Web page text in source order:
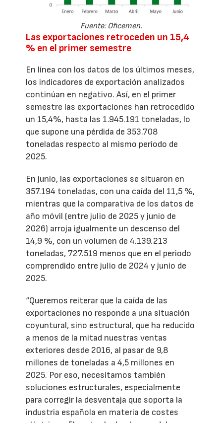
Fuente: Oficemen.
Las exportaciones retroceden un 15,4
% en el primer semestre
En línea con los datos de los últimos meses,
los indicadores de exportación analizados
continúan en negativo. Así, en el primer
semestre las exportaciones han retrocedido
un 15,4%, hasta las 1.945.191 toneladas, lo
que supone una pérdida de 353.708
toneladas respecto al mismo período de
2025.
En junio, las exportaciones se situaron en
357.194 toneladas, con una caída del 11,5 %,
mientras que la comparativa de los datos de
año móvil (entre julio de 2025 y junio de
2026) arroja igualmente un descenso del
14,9 %, con un volumen de 4.139.213
toneladas, 727.519 menos que en el periodo
comprendido entre julio de 2024 y junio de
2025.
“Queremos reiterar que la caída de las
exportaciones no responde a una situación
coyuntural, sino estructural, que ha reducido
a menos de la mitad nuestras ventas
exteriores desde 2016, al pasar de 9,8
millones de toneladas a 4,5 millones en
2025. Por eso, necesitamos también
soluciones estructurales, especialmente
para corregir la desventaja que soporta la
industria española en materia de costes